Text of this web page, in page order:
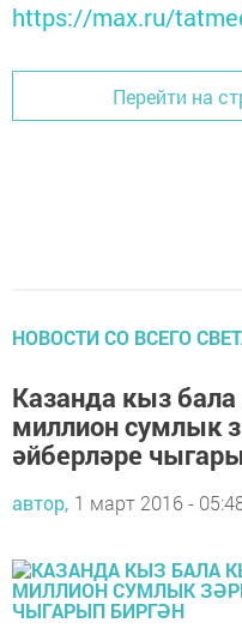
https://max.ru/
Перейти на
НОВОСТИ СО ВСЕГО
Казанда кыз
миллион сумлык
әйберләре
автор, 1 март 2016 -